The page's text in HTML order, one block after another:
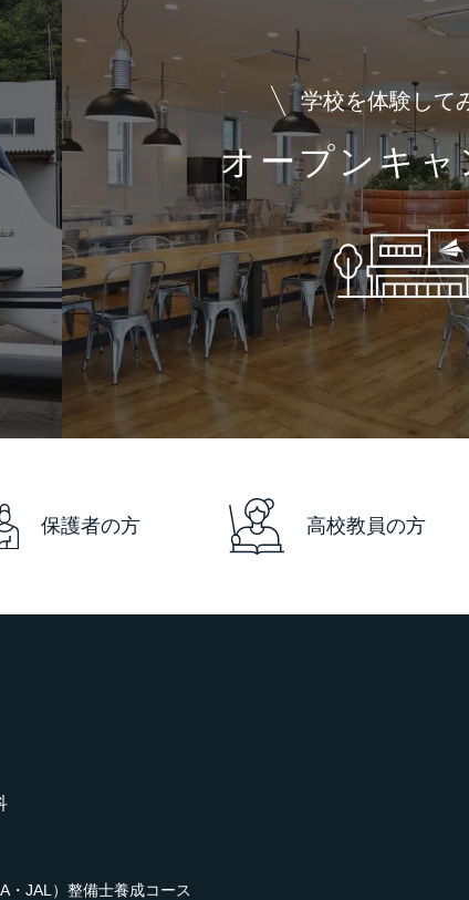
学校を体験して
オープンキ
保護者の方 高校教員の方
・JAL）整備士養成コース